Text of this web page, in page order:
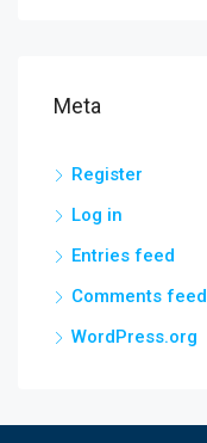
Meta
Register
Log in
Entries feed
Comments feed
WordPress.org